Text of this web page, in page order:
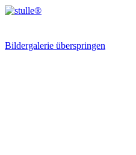
Bildergalerie überspringen